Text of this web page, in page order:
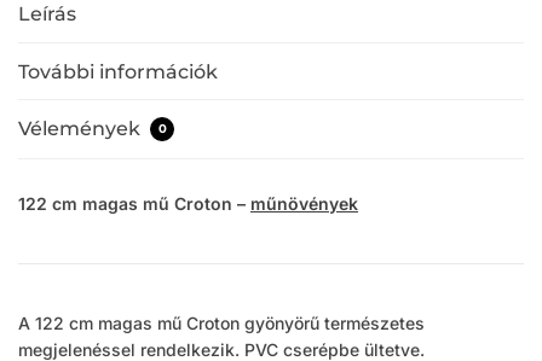
Leírás
További információk
Vélemények 0
122 cm magas mű Croton – műnövények
A 122 cm magas mű Croton gyönyörű természetes
megjelenéssel rendelkezik. PVC cserépbe ültetve.